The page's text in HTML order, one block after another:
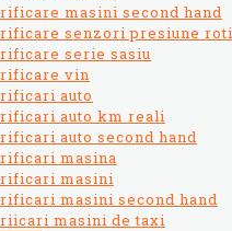
masini second hand
senzori presiune roti
serie sasiu
vin
auto
auto km reali
auto second hand
masina
masini
masini second hand
masini de taxi